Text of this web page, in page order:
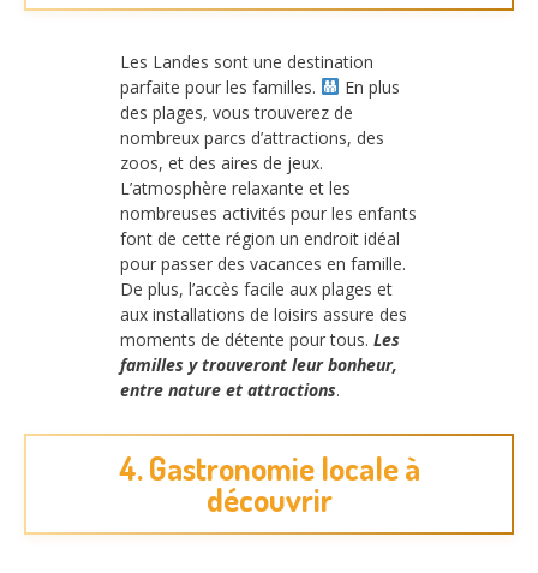
Les Landes sont une destination
parfaite pour les familles.
En plus
des plages, vous trouverez de
nombreux parcs d’attractions, des
zoos, et des aires de jeux.
L’atmosphère relaxante et les
nombreuses activités pour les enfants
font de cette région un endroit idéal
pour passer des vacances en famille.
De plus, l’accès facile aux plages et
aux installations de loisirs assure des
moments de détente pour tous. Les
familles y trouveront leur bonheur,
entre nature et attractions.
4. Gastronomie locale à
découvrir